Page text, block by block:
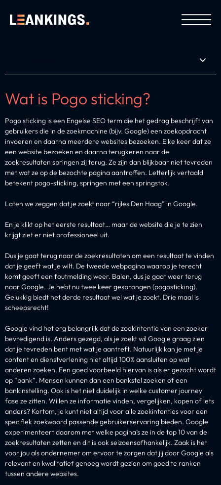
Wat is Pogo sticking?
Pogo sticking is een Engelse SEO term die het gedrag beschrijft van
gebruikers die in de zoekmachine (bijv. Google) een zoekopdracht
invoeren en daarna meerdere websites bezoeken. Elke keer dat ze
een website bezoeken en daarna terugkeren naar de
zoekresultaten springen zij terug. Ze zijn dan blijkbaar niet tevreden
met wat ze op de bezochte pagina aantroffen. Letterlijk vertaald
betekent pogo-sticking, springen met een springstok.
Laten we zeggen dat je zoekt naar “rijles Den Haag” in Google.
En je klikt op het eerste resultaat… maar de website die je te zien
krijgt ziet er niet professioneel uit.
Dus je gaat terug naar de zoekresultaten om een resultaat te vinden
dat je geeft wat je wilt. De tweede webpagina waarop je terecht
komt geeft een foutmelding weer. Balen, dus je gaat weer terug
naar Google. Je hebt nu twee keer gesprongen (pogosticking).
Gelukkig biedt het derde resultaat wel wat je zoekt. Drie maal is
scheepsrecht!
Google vind het erg belangrijk dat de zoekintentie van een zoeker
bevredigend is. Anders gezegd, als je zoekt wil Google graag zien
dat je tevreden bent met wat je aantreft. Natuurlijk kan je met je
content en dienstverlening niet altijd 100% aansluiten op wat
anderen zoeken. Een goed voorbeeld hiervan is als er gezocht wordt
op “bank”. Mensen kunnen dan een bankstel zoeken of een
bankinstelling. Ook is het niet duidelijk in welke customer journey
fase ze zitten. Willen ze informatie vinden, vergelijken, kopen of iets
anders? Kortom, je kunt niet altijd voor alle zoekintenties voor een
specifiek zoekwoord passende gebruikerservaring bieden. Google
experimenteert daarom met welke pagina’s ze in de top 10 van de
zoekresultaten zetten en dit is ook seizoensafhankelijk. Zaak is het
voor jou als ondernemer om ervoor te zorgen dat jij door Google als
relevant en kwalitatief genoeg wordt gezien om goed te ranken
tussen andere websites.